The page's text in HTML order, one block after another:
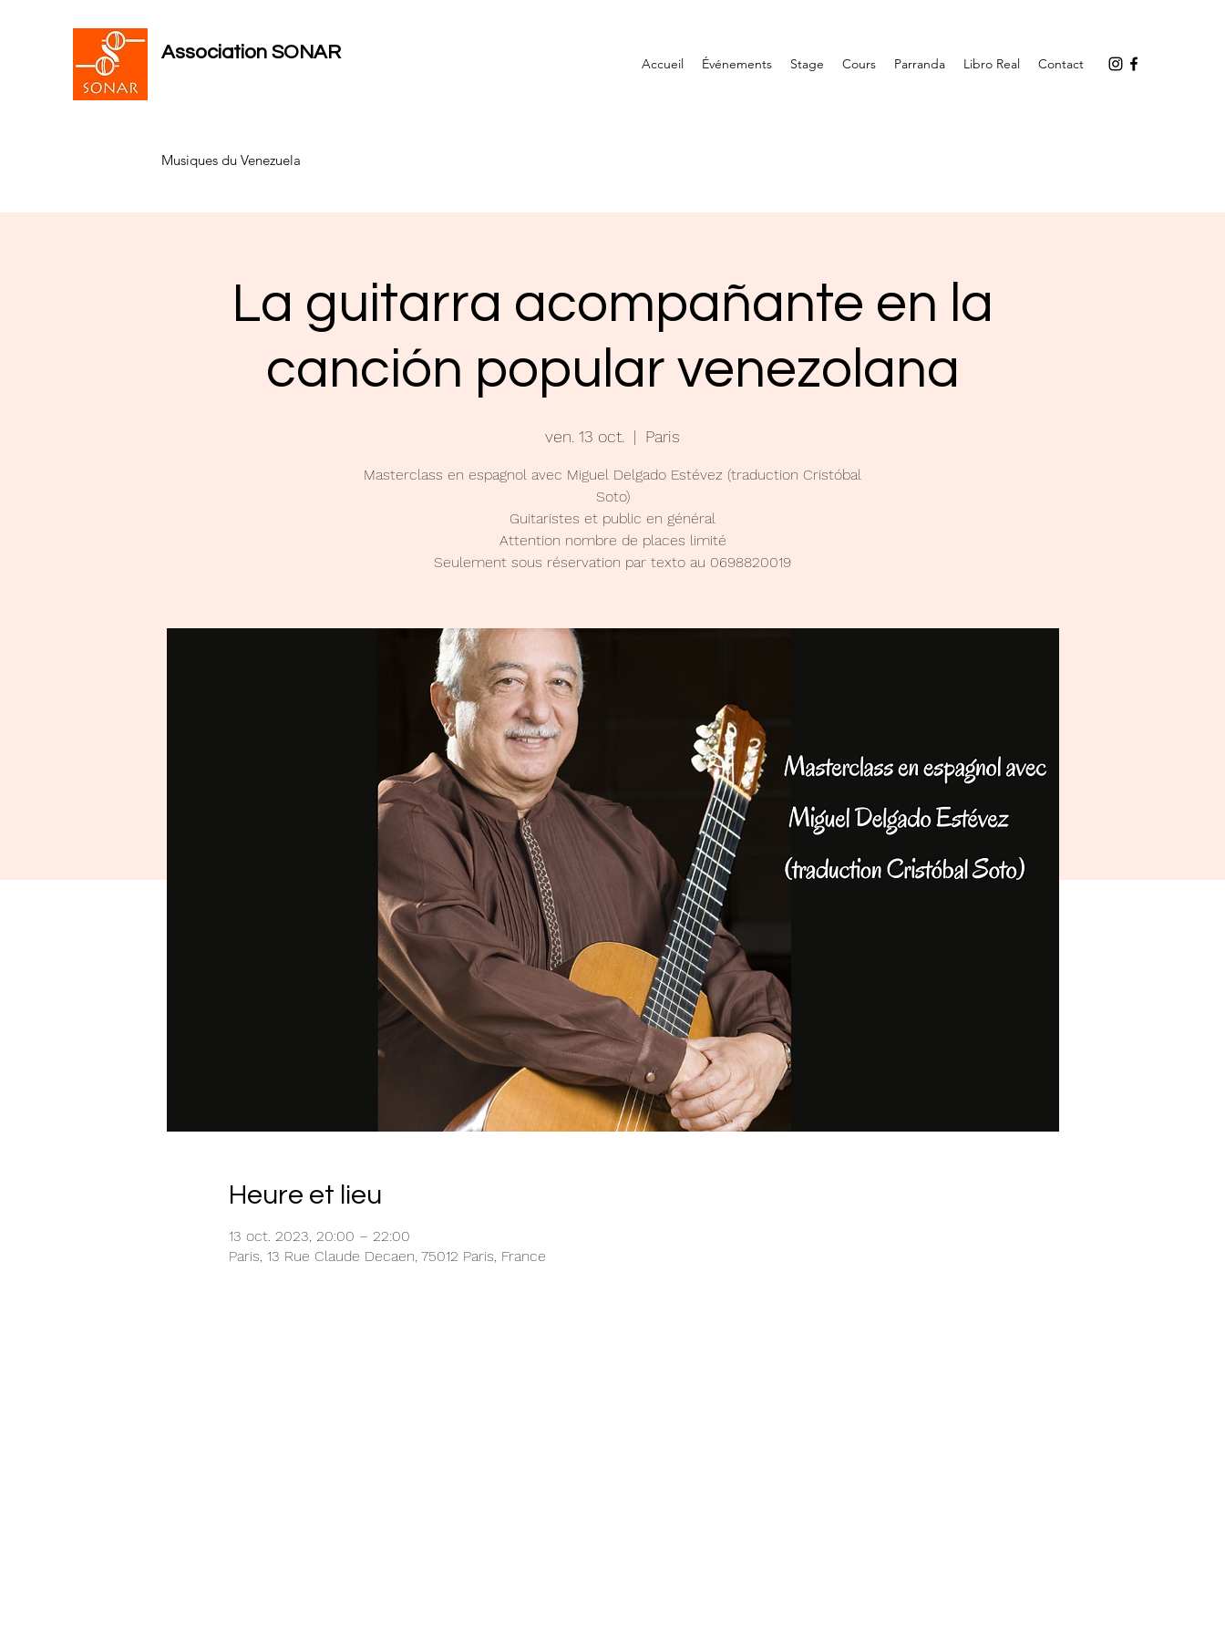
Association SONAR
Musiques du Venezuela
Accueil Événements Stage Cours Parranda Libro Real Contact
La guitarra acompañante en la
canción popular venezolana
ven. 13 oct.
  |
Paris
Masterclass en espagnol avec Miguel Delgado Estévez (traduction Cristóbal
Soto)
Guitaristes et public en général
Attention nombre de places limité
Seulement sous réservation par texto au 0698820019
Heure et lieu
13 oct. 2023, 20:00 – 22:00
Paris, 13 Rue Claude Decaen, 75012 Paris, France